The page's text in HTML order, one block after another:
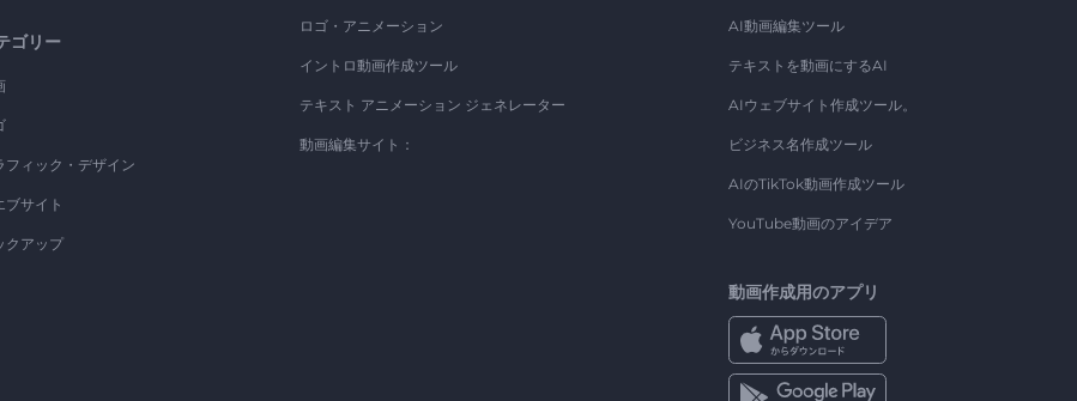
ゴリー
フィック・デザイン
ブサイト
クアップ
ロゴ・アニメーション
イントロ動画作成ツール
テキスト アニメーション ジェネレーター
動画編集サイト：
AI動画編集ツール
テキストを動画にするAI
AIウェブサイト作成ツール。
ビジネス名作成ツール
AIのTikTok動画作成ツール
YouTube動画のアイデア
動画作成用のアプリ